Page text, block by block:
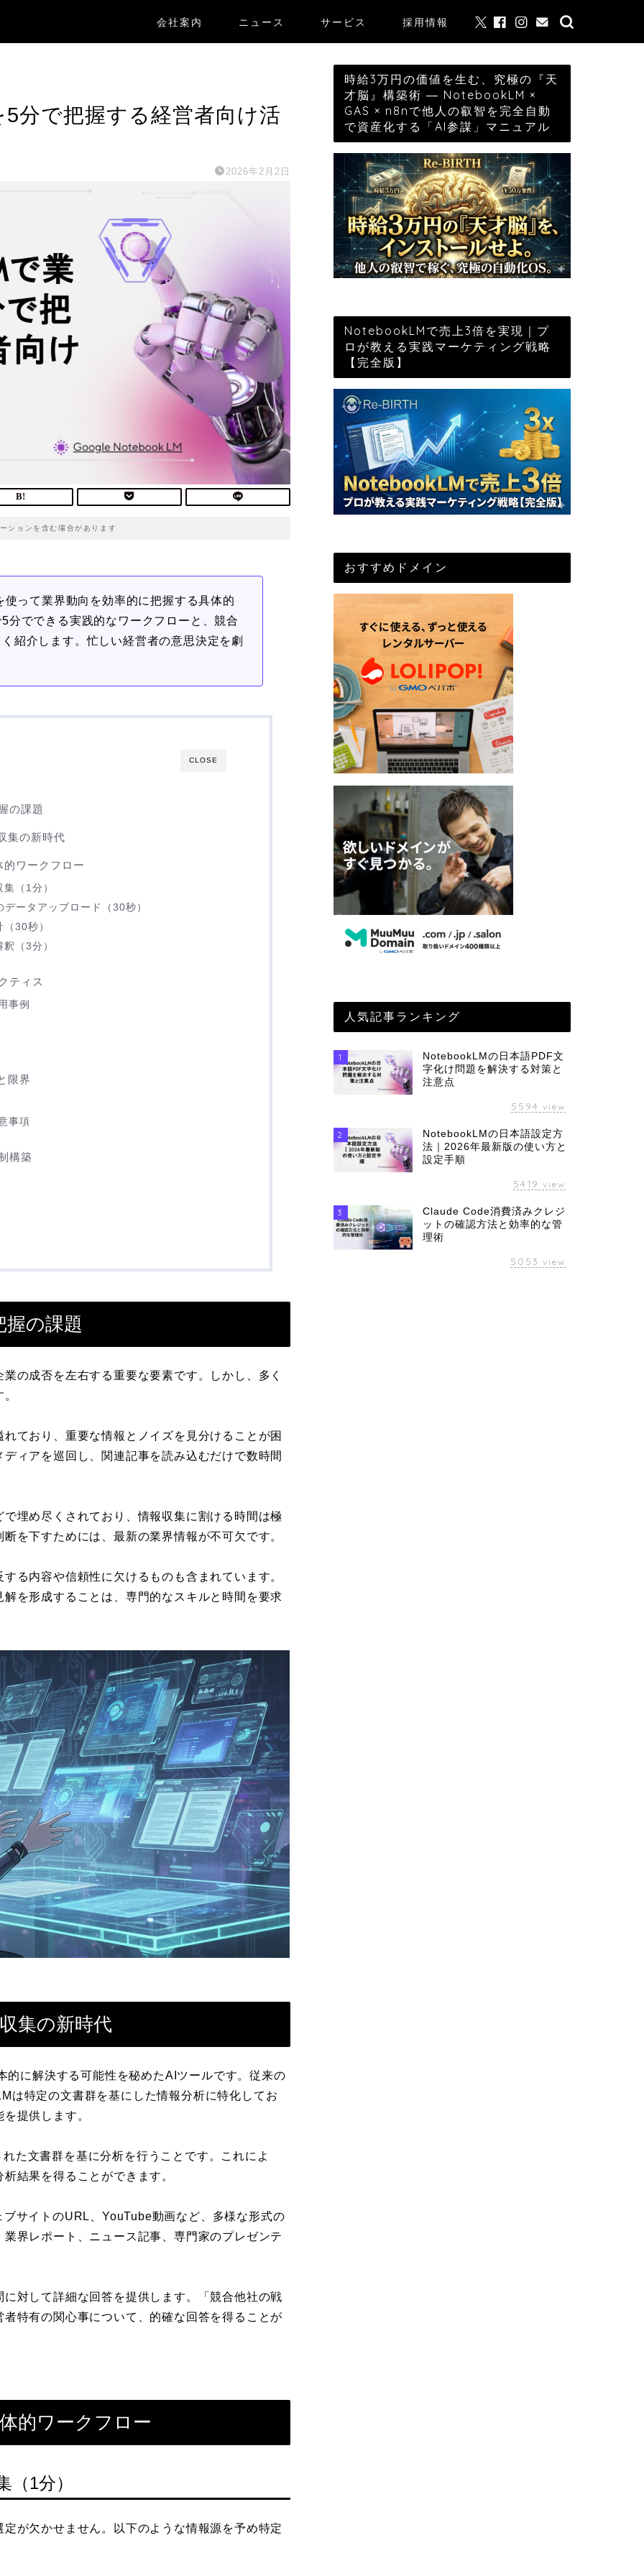
会社案内 ニュース サービス 採用情報
分で把握する経営者向け活
2026年2月2日
ションを含む場合があります
って業界動向を効率的に把握する具体的
分でできる実践的なワークフローと、競合
紹介します。忙しい経営者の意思決定を劇
CLOSE
の課題
集の新時代
ワークフロー
（1分）
ータアップロード（30秒）
30秒）
（3分）
ティス
事例
限界
事項
構築
握の課題
の成否を左右する重要な要素です。しかし、多く
ており、重要な情報とノイズを見分けることが困
ィアを巡回し、関連記事を読み込むだけで数時間
埋め尽くされており、情報収集に割ける時間は極
を下すためには、最新の業界情報が不可欠です。
る内容や信頼性に欠けるものも含まれています。
を形成することは、専門的なスキルと時間を要求
集の新時代
に解決する可能性を秘めたAIツールです。従来の
特定の文書群を基にした情報分析に特化してお
提供します。
た文書群を基に分析を行うことです。これによ
結果を得ることができます。
サイトのURL、YouTube動画など、多様な形式の
界レポート、ニュース記事、専門家のプレゼンテ
対して詳細な回答を提供します。「競合他社の戦
特有の関心事について、的確な回答を得ることが
的ワークフロー
1分）
が欠かせません。以下のような情報源を予め特定
時給3万円の価値を生む、究極の『天
才脳』構築術 ― NotebookLM ×
GAS × n8nで他人の叡智を完全自動
で資産化する「AI参謀」マニュアル
NotebookLMで売上3倍を実現｜プ
ロが教える実践マーケティング戦略
【完全版】
おすすめドメイン
人気記事ランキング
1
NotebookLMの日本語PDF文
字化け問題を解決する対策と
注意点
5594 view
2
NotebookLMの日本語設定方
法｜2026年最新版の使い方と
設定手順
5419 view
3
Claude Code消費済みクレジ
ットの確認方法と効率的な管
理術
5053 view